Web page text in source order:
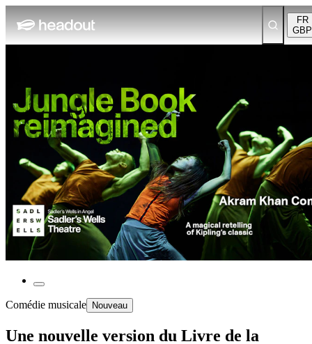
FR
GBP
Comédie musicale Nouveau
Une nouvelle version du Livre de la